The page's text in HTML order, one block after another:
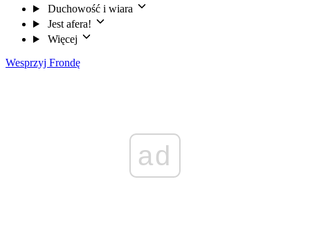
Duchowość i wiara
Jest afera!
Więcej
Wesprzyj Frondę
ad